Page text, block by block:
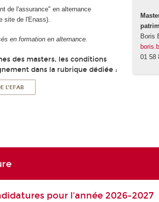
de l'assurance" en alternance
site de l'Enass).
en formation en alternance.
des masters, les conditions
dans la rubrique dédiée :
L'EFAB
Boris
01 58
pour l'année 2026-2027